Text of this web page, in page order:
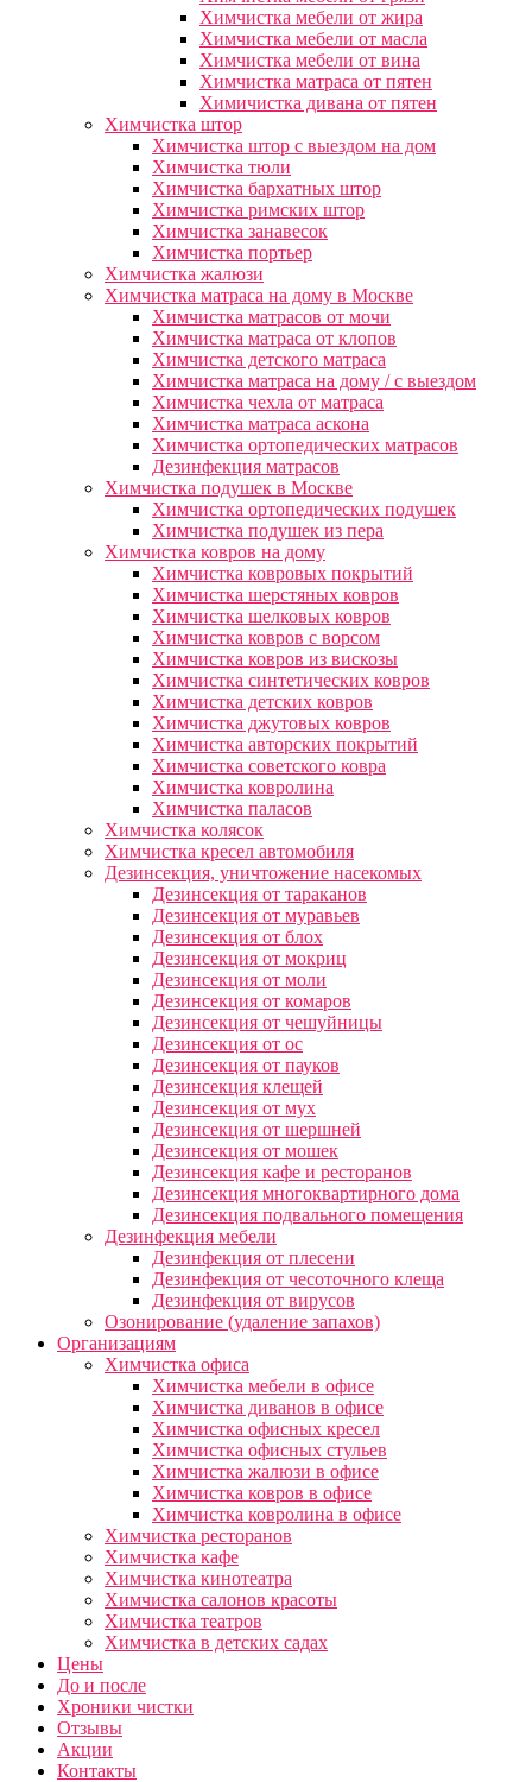
Химчистка мебели от жира
Химчистка мебели от масла
Химчистка мебели от вина
Химчистка матраса от пятен
Химичистка дивана от пятен
Химчистка штор
Химчистка штор с выездом на дом
Химчистка тюли
Химчистка бархатных штор
Химчистка римских штор
Химчистка занавесок
Химчистка портьер
Химчистка жалюзи
Химчистка матраса на дому в Москве
Химчистка матрасов от мочи
Химчистка матраса от клопов
Химчистка детского матраса
Химчистка матраса на дому / с выездом
Химчистка чехла от матраса
Химчистка матраса аскона
Химчистка ортопедических матрасов
Дезинфекция матрасов
Химчистка подушек в Москве
Химчистка ортопедических подушек
Химчистка подушек из пера
Химчистка ковров на дому
Химчистка ковровых покрытий
Химчистка шерстяных ковров
Химчистка шелковых ковров
Химчистка ковров с ворсом
Химчистка ковров из вискозы
Химчистка синтетических ковров
Химчистка детских ковров
Химчистка джутовых ковров
Химчистка авторских покрытий
Химчистка советского ковра
Химчистка ковролина
Химчистка паласов
Химчистка колясок
Химчистка кресел автомобиля
Дезинсекция, уничтожение насекомых
Дезинсекция от тараканов
Дезинсекция от муравьев
Дезинсекция от блох
Дезинсекция от мокриц
Дезинсекция от моли
Дезинсекция от комаров
Дезинсекция от чешуйницы
Дезинсекция от ос
Дезинсекция от пауков
Дезинсекция клещей
Дезинсекция от мух
Дезинсекция от шершней
Дезинсекция от мошек
Дезинсекция кафе и ресторанов
Дезинсекция многоквартирного дома
Дезинсекция подвального помещения
Дезинфекция мебели
Дезинфекция от плесени
Дезинфекция от чесоточного клеща
Дезинфекция от вирусов
Озонирование (удаление запахов)
Организациям
Химчистка офиса
Химчистка мебели в офисе
Химчистка диванов в офисе
Химчистка офисных кресел
Химчистка офисных стульев
Химчистка жалюзи в офисе
Химчистка ковров в офисе
Химчистка ковролина в офисе
Химчистка ресторанов
Химчистка кафе
Химчистка кинотеатра
Химчистка салонов красоты
Химчистка театров
Химчистка в детских садах
Цены
До и после
Хроники чистки
Отзывы
Акции
Контакты